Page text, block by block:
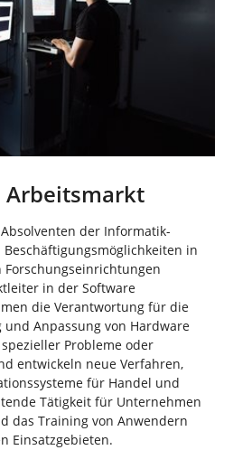
Arbeitsmarkt
der Informatik-
in
in der Software
die Verantwortung für die
und Anpassung von Hardware
Probleme oder
entwickeln neue Verfahren,
für Handel und
Tätigkeit für Unternehmen
das Training von Anwendern
Einsatzgebieten.